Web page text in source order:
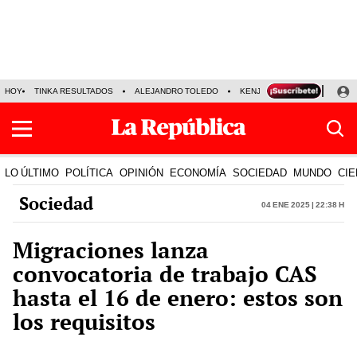
HOY TINKA RESULTADOS ALEJANDRO TOLEDO KENJI FUJIMORI
LO ÚLTIMO POLÍTICA OPINIÓN ECONOMÍA SOCIEDAD MUNDO
Sociedad 04 Ene 2025 | 22:38 h
Migraciones lanza
convocatoria de trabajo CAS
hasta el 16 de enero: estos son
los requisitos